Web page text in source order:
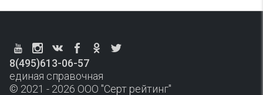
8(495)613-06-57
единая справочная
© 2021 - 2026 ООО "Серт рейтинг"